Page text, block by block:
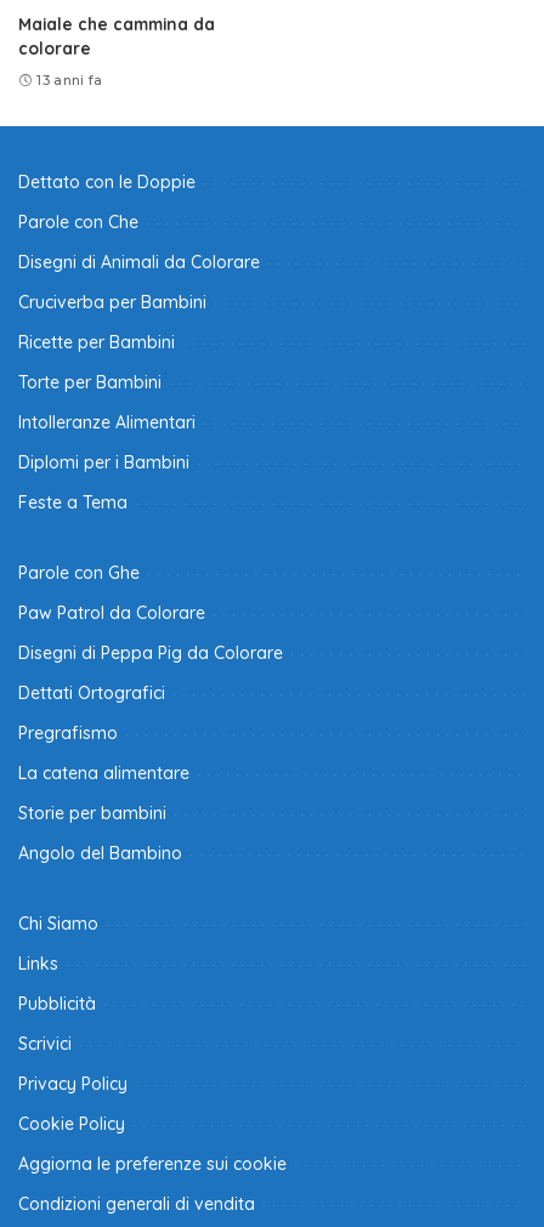
Maiale che cammina da
colorare
13 anni fa
Dettato con le Doppie
Parole con Che
Disegni di Animali da Colorare
Cruciverba per Bambini
Ricette per Bambini
Torte per Bambini
Intolleranze Alimentari
Diplomi per i Bambini
Feste a Tema
Parole con Ghe
Paw Patrol da Colorare
Disegni di Peppa Pig da Colorare
Dettati Ortografici
Pregrafismo
La catena alimentare
Storie per bambini
Angolo del Bambino
Chi Siamo
Links
Pubblicità
Scrivici
Privacy Policy
Cookie Policy
Aggiorna le preferenze sui cookie
Condizioni generali di vendita